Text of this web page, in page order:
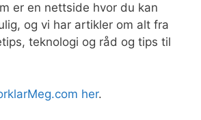
er en nettside hvor du kan
og vi har artikler om alt fra
teknologi og råd og tips til
her.